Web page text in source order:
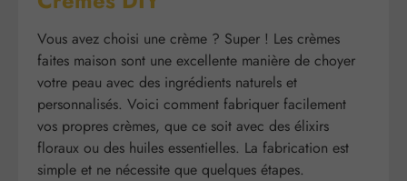
Vous avez choisi une crème ? Super ! Les crèmes
faites maison sont une excellente manière de choyer
votre peau avec des ingrédients naturels et
personnalisés. Voici comment fabriquer facilement
vos propres crèmes, que ce soit avec des élixirs
floraux ou des huiles essentielles. La fabrication est
simple et ne nécessite que quelques étapes.